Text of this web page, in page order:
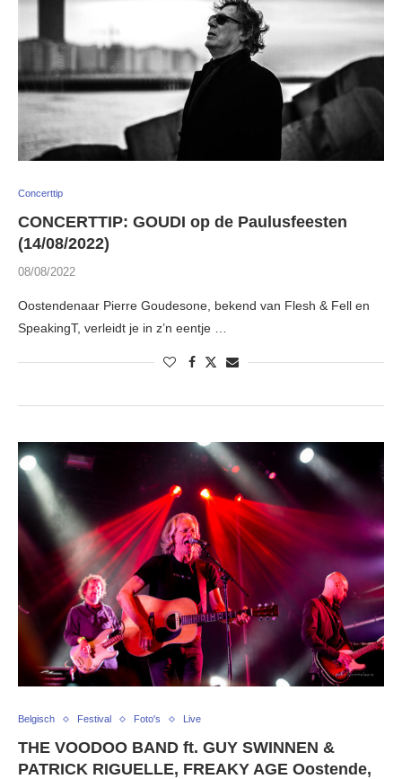
Concerttip
CONCERTTIP: GOUDI op de Paulusfeesten
(14/08/2022)
08/08/2022
Oostendenaar Pierre Goudesone, bekend van Flesh & Fell en
SpeakingT, verleidt je in z’n eentje …
Belgisch Festival Foto's Live
THE VOODOO BAND ft. GUY SWINNEN &
PATRICK RIGUELLE, FREAKY AGE Oostende,